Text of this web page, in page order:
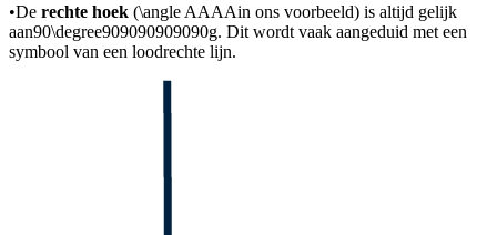
•De rechte hoek (\angle AAAAin ons voorbeeld) is altijd gelijk
aan90\degree909090909090g. Dit wordt vaak aangeduid met een
symbool van een loodrechte lijn.